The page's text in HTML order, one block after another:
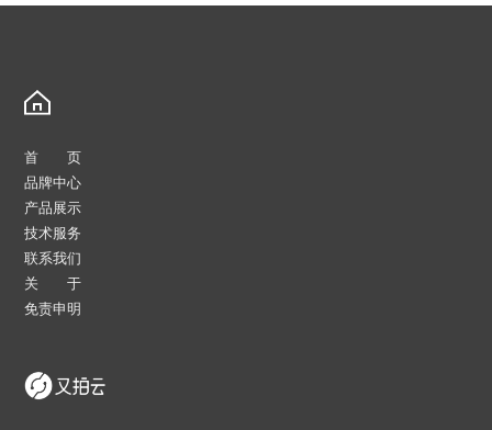
首 页
品牌中心
产品展示
技术服务
联系我们
关 于
免责申明